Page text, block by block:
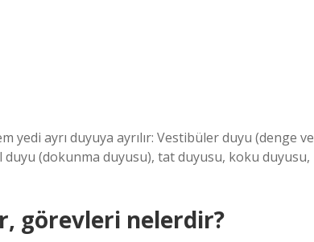
yedi ayrı duyuya ayrılır: Vestibüler duyu (denge ve
(dokunma duyusu), tat duyusu, koku duyusu,
görevleri nelerdir?